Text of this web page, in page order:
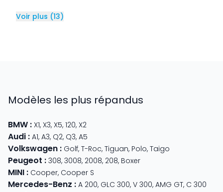
Voir plus (13)
Modèles les plus répandus
BMW : X1, X3, X5, 120, X2
Audi : A1, A3, Q2, Q3, A5
Volkswagen : Golf, T-Roc, Tiguan, Polo, Taigo
Peugeot : 308, 3008, 2008, 208, Boxer
MINI : Cooper, Cooper S
Mercedes-Benz : A 200, GLC 300, V 300, AMG GT, C 300